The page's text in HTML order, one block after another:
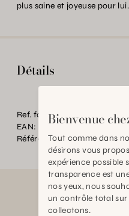
plus saine et joyeuse pour lui.
Détails
Ref. fournisseur:
EAN:
Référence:
Bienvenue
Tout comme dans
désirons vous
expérience possible
transparence est
nos yeux, nous
un contrôle total sur
collectons.